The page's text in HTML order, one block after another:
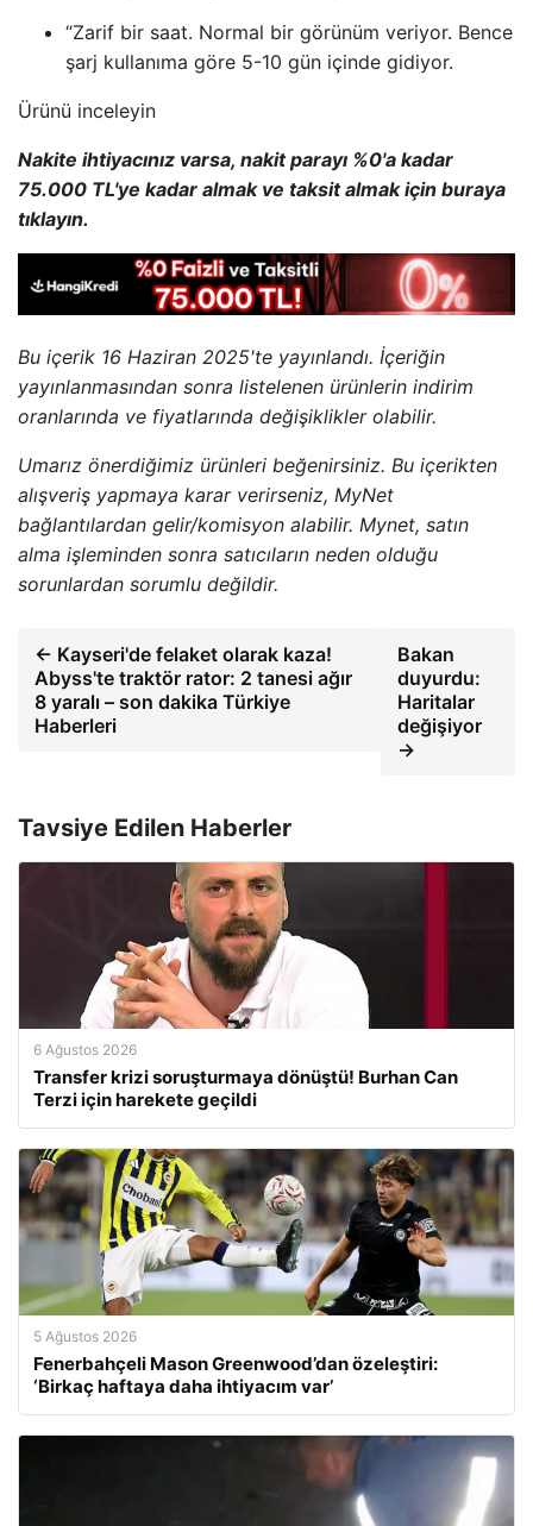
“Zarif bir saat. Normal bir görünüm veriyor. Bence
şarj kullanıma göre 5-10 gün içinde gidiyor.
Ürünü inceleyin
Nakite ihtiyacınız varsa, nakit parayı %0'a kadar
75.000 TL'ye kadar almak ve taksit almak için buraya
tıklayın.
Bu içerik 16 Haziran 2025'te yayınlandı. İçeriğin
yayınlanmasından sonra listelenen ürünlerin indirim
oranlarında ve fiyatlarında değişiklikler olabilir.
Umarız önerdiğimiz ürünleri beğenirsiniz. Bu içerikten
alışveriş yapmaya karar verirseniz, MyNet
bağlantılardan gelir/komisyon alabilir. Mynet, satın
alma işleminden sonra satıcıların neden olduğu
sorunlardan sorumlu değildir.
← Kayseri'de felaket olarak kaza!
Abyss'te traktör rator: 2 tanesi ağır
8 yaralı – son dakika Türkiye
Haberleri
Bakan
duyurdu:
Haritalar
değişiyor
→
Tavsiye Edilen Haberler
6 Ağustos 2026
Transfer krizi soruşturmaya dönüştü! Burhan Can
Terzi için harekete geçildi
5 Ağustos 2026
Fenerbahçeli Mason Greenwood’dan özeleştiri:
‘Birkaç haftaya daha ihtiyacım var’